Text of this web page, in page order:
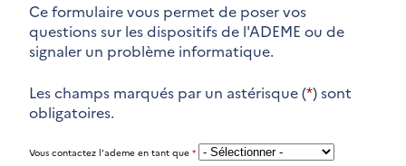
Ce formulaire vous permet de poser vos
questions sur les dispositifs de l'ADEME ou de
signaler un problème informatique.
Les champs marqués par un astérisque (*) sont
obligatoires.
Vous contactez l’ademe en tant que *